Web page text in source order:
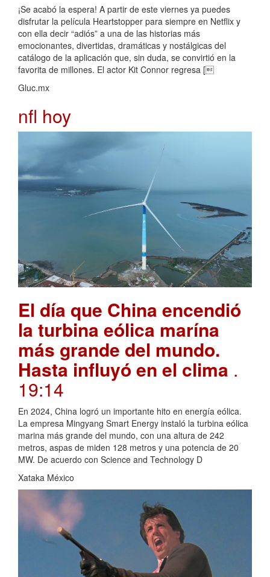
¡Se acabó la espera! A partir de este viernes ya puedes
disfrutar la película Heartstopper para siempre en Netflix y
con ella decir “adiós” a una de las historias más
emocionantes, divertidas, dramáticas y nostálgicas del
catálogo de la aplicación que, sin duda, se convirtió en la
favorita de millones. El actor Kit Connor regresa [
Gluc.mx
nfl hoy
El día que China encendió
la turbina eólica marína
más grande del mundo.
Hasta influyó en el clima .
19:14
En 2024, China logró un importante hito en energía eólica.
La empresa Mingyang Smart Energy instaló la turbina eólica
marina más grande del mundo, con una altura de 242
metros, aspas de miden 128 metros y una potencia de 20
MW. De acuerdo con Science and Technology D
Xataka México